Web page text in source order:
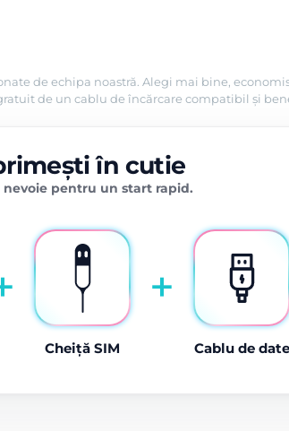
de echipa noastră. Alegi mai bine,
de un cablu de încărcare compatibil și
în cutie
nevoie pentru un start rapid.
Cheiță SIM
+
Cablu de date